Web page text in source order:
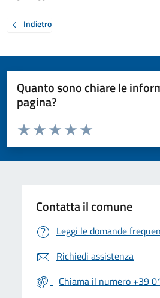
Indietro
Quanto sono chiare le
pagina?
Valuta da 1 a 5 stelle la pagina
Valuta 5 stelle su 5
Valuta 4 stelle su 5
Valuta 3 stelle su 5
Valuta 2 stelle su 5
Valuta 1 stelle su 5
Contatta il comune
Leggi le domande
Richiedi assistenza
Chiama il numero +39